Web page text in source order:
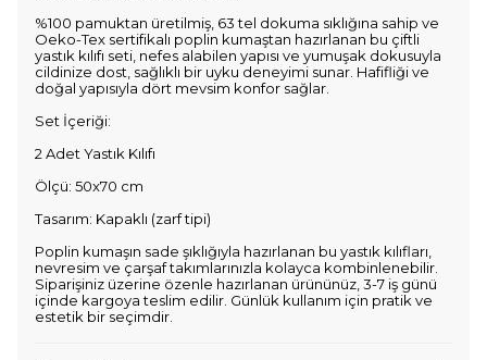
%100 pamuktan üretilmiş, 63 tel dokuma sıklığına sahip ve
Oeko-Tex sertifikalı poplin kumaştan hazırlanan bu çiftli
yastık kılıfı seti, nefes alabilen yapısı ve yumuşak dokusuyla
cildinize dost, sağlıklı bir uyku deneyimi sunar. Hafifliği ve
doğal yapısıyla dört mevsim konfor sağlar.
Set İçeriği:
2 Adet Yastık Kılıfı
Ölçü: 50x70 cm
Tasarım: Kapaklı (zarf tipi)
Poplin kumaşın sade şıklığıyla hazırlanan bu yastık kılıfları,
nevresim ve çarşaf takımlarınızla kolayca kombinlenebilir.
Siparişiniz üzerine özenle hazırlanan ürününüz, 3-7 iş günü
içinde kargoya teslim edilir. Günlük kullanım için pratik ve
estetik bir seçimdir.